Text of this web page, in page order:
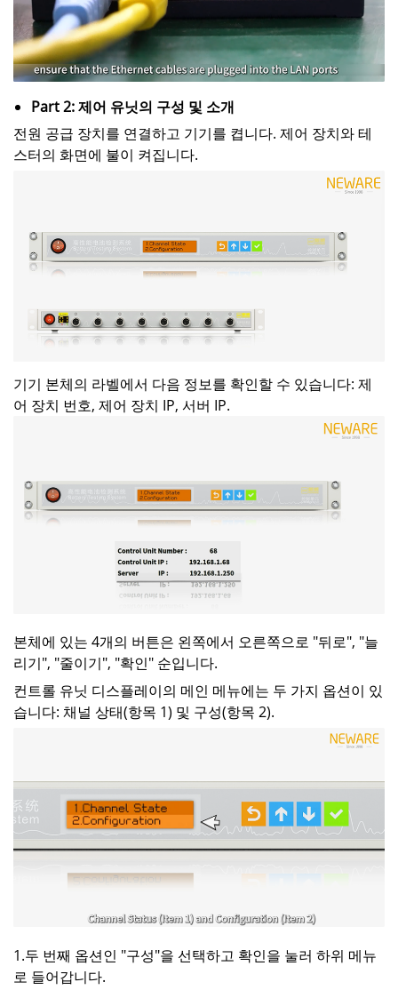
Part 2: 제어 유닛의 구성 및 소개
전원 공급 장치를 연결하고 기기를 켭니다. 제어 장치와 테
스터의 화면에 불이 켜집니다.
기기 본체의 라벨에서 다음 정보를 확인할 수 있습니다: 제
어 장치 번호, 제어 장치 IP, 서버 IP.
본체에 있는 4개의 버튼은 왼쪽에서 오른쪽으로 "뒤로", "늘
리기", "줄이기", "확인" 순입니다.
컨트롤 유닛 디스플레이의 메인 메뉴에는 두 가지 옵션이 있
습니다: 채널 상태(항목 1) 및 구성(항목 2).
1.두 번째 옵션인 "구성"을 선택하고 확인을 눌러 하위 메뉴
로 들어갑니다.